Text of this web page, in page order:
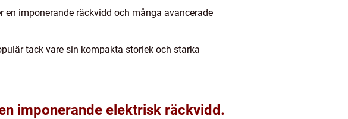
imponerande räckvidd och många avancerade
tack vare sin kompakta storlek och starka
imponerande elektrisk räckvidd.